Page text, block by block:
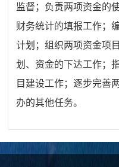
监督；负责两项资金的
财务统计的填报工作；
计划；组织两项资金项
划、资金的下达工作；
目建设工作；逐步完善
办的其他任务。